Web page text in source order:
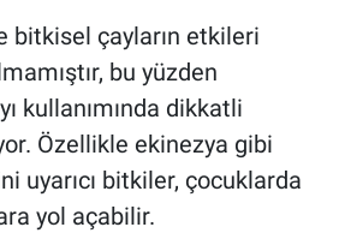
bitkisel çayların etkileri
bu yüzden
kullanımında dikkatli
Özellikle ekinezya gibi
uyarıcı bitkiler, çocuklarda
yol açabilir.